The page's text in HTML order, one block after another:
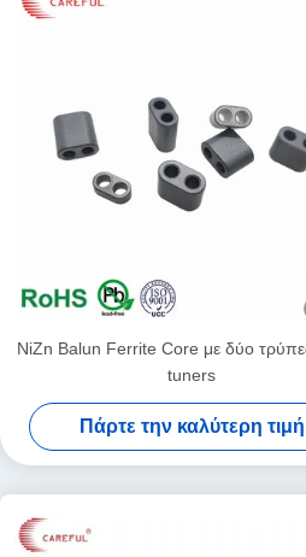
NiZn Balun Ferrite Core με δύο
tuners
Πάρτε την καλύτερη τιμή